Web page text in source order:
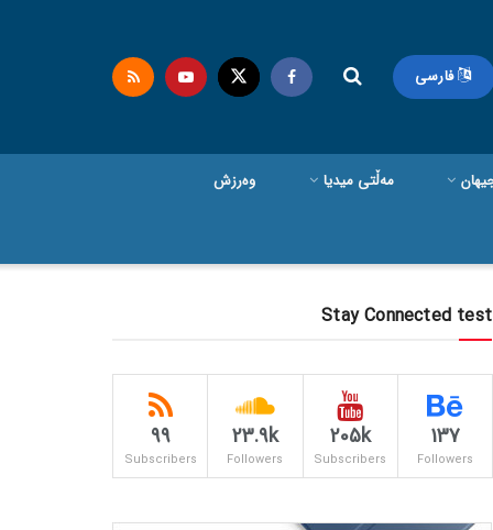
فارسی
مەڵتی میدیا وەرزش
Stay Connected test
137
Followers
205k
Subscribers
23.9k
Followers
99
Subscribers